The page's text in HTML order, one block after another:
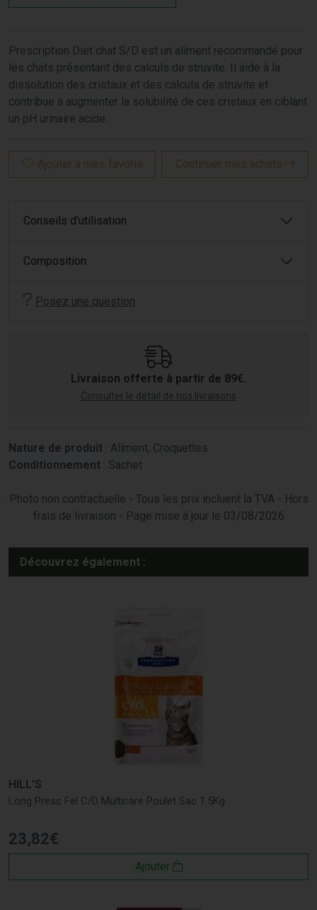
Prescription Diet chat S/D est un aliment recommandé pour
les chats présentant des calculs de struvite. Il aide à la
dissolution des cristaux et des calculs de struvite et
contribue à augmenter la solubilité de ces cristaux en ciblant
un pH urinaire acide.
Ajouter à mes favoris Continuer mes achats
Conseils d'utilisation
Composition
Posez une question
Livraison offerte à partir de 89€.
Consulter le détail de nos livraisons
Nature de produit : Aliment, Croquettes
Conditionnement : Sachet
Photo non contractuelle - Tous les prix incluent la TVA - Hors
frais de livraison - Page mise à jour le 03/08/2026
Découvrez également :
HILL'S
Long Presc Fel C/D Multicare Poulet Sac 1.5Kg
23,82€
Ajouter